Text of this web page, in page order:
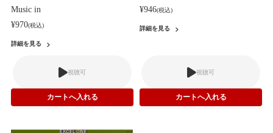
Music in
¥970(税込)
詳細を見る
視聴可
¥946(税込)
詳細を見る
視聴可